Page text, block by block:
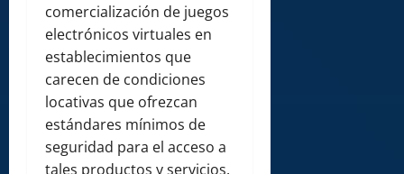
comercialización de juegos
electrónicos virtuales en
establecimientos que
carecen de condiciones
locativas que ofrezcan
estándares mínimos de
seguridad para el acceso a
tales productos y servicios.